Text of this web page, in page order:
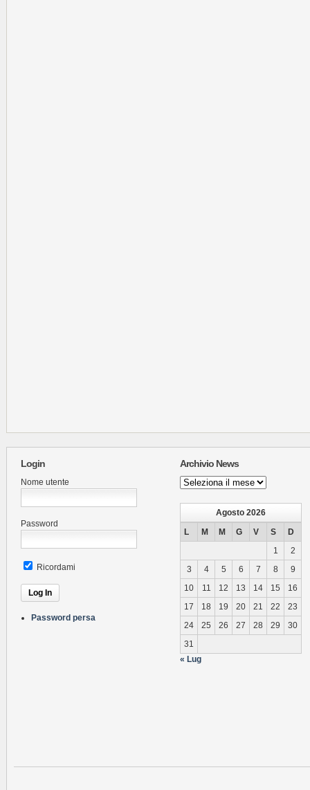
Login
Nome utente
Password
Ricordami
Password persa
Archivio News
Archivio
News
Agosto 2026
L
M M G V S
D
1
2
3
4 5 6 7 8
9
10
11 12 13 14 15
16
17
18 19 20 21 22
23
24
25 26 27 28 29
30
31
« Lug